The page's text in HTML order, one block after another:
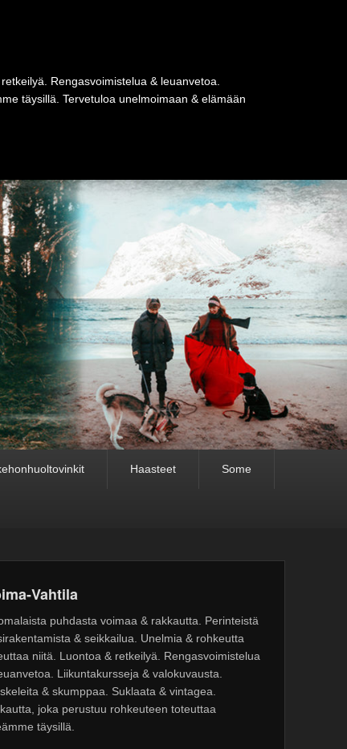
Rengasvoimistelua & leuanvetoa.
täysillä. Tervetuloa unelmoimaan & elämään
Haasteet Some
Vahtila
puhdasta voimaa & rakkautta. Perinteistä
& seikkailua. Unelmia & rohkeutta
niitä. Luontoa & retkeilyä. Rengasvoimistelua
Liikuntakursseja & valokuvausta.
& skumppaa. Suklaata & vintagea.
joka perustuu rohkeuteen toteuttaa
täysillä.